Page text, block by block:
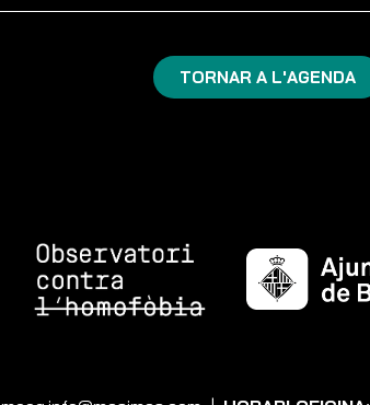
TORNAR A L'AGENDA